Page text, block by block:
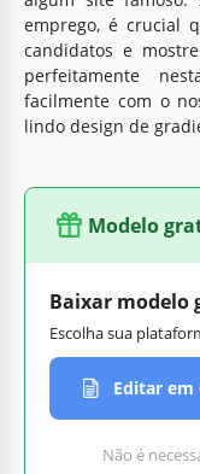
emprego, é crucial
candidatos e
perfeitamente
facilmente com o
lindo design de
Modelo
Baixar modelo
Escolha sua
Editar em
Não é